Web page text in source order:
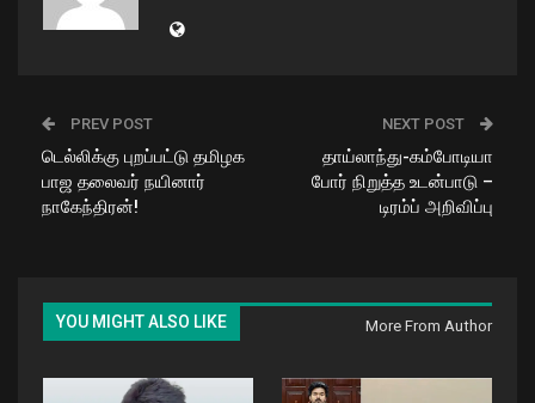
PREV POST
டெல்லிக்கு புறப்பட்டு தமிழக
பாஜ தலைவர் நயினார்
நாகேந்திரன்!
NEXT POST
தாய்லாந்து-கம்போடியா
போர் நிறுத்த உடன்பாடு –
டிரம்ப் அறிவிப்பு
YOU MIGHT ALSO LIKE More From Author